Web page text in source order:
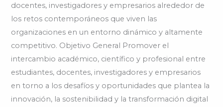
docentes, investigadores y empresarios alrededor de
los retos contemporáneos que viven las
organizaciones en un entorno dinámico y altamente
competitivo. Objetivo General Promover el
intercambio académico, científico y profesional entre
estudiantes, docentes, investigadores y empresarios
en torno a los desafíos y oportunidades que plantea la
innovación, la sostenibilidad y la transformación digital